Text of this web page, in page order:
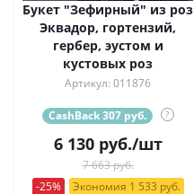
Букет "Зефирный" из роз
Эквадор, гортензий,
гербер, эустом и
кустовых роз
Артикул: 011876
CashBack 307 руб. ?
6 130руб./шт
7 663 руб.
-25%
Экономия 1 533 руб.